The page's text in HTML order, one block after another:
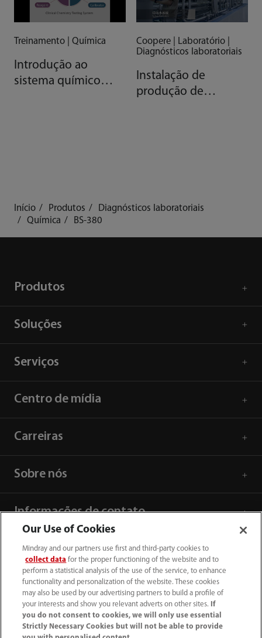
Treinamento | Química
Introdução ao
sistema químico
Coopere | Laboratório |
Diagnósticos laboratoriais
Instalação de
produção de
Início Produtos
Diagnósticos laboratoriais
Química
BS-380
Produtos
Soluções
Serviços
Centro de mídia
Carreiras
Sobre nós
Informações de contato
Our Use of Cookies
Mindray and our partners use first and third-party cookies to
collect data for the proper functioning of the website and to
perform a statistical analysis of the use of the service, to enhance
functionality and personalization of the website. These cookies
may also be used by our advertising partners to build a profile of
your interests and show you relevant adverts on other sites.
If
you do not consent to cookies, we will only use essential
Strictly Necessary Cookies but will not be able to provide